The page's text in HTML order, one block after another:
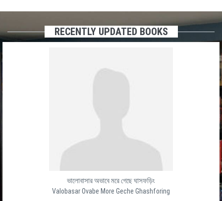
RECENTLY UPDATED BOOKS
ভালোবাসার অভাবে মরে গেছে ঘাসফড়িং
Valobasar Ovabe More Geche Ghashforing